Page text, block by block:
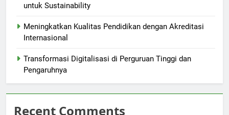
untuk Sustainability
Meningkatkan Kualitas Pendidikan dengan Akreditasi
Internasional
Transformasi Digitalisasi di Perguruan Tinggi dan
Pengaruhnya
Recent Comments